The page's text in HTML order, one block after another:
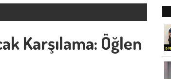
Karşılama: Öğlen